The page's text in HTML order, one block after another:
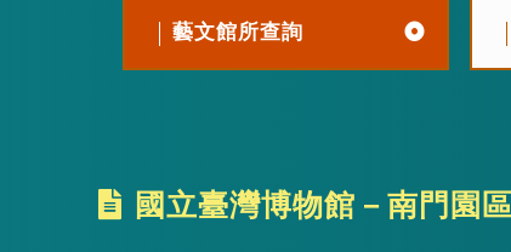
區
藝文館所查詢
國立臺灣博物館－南門園區